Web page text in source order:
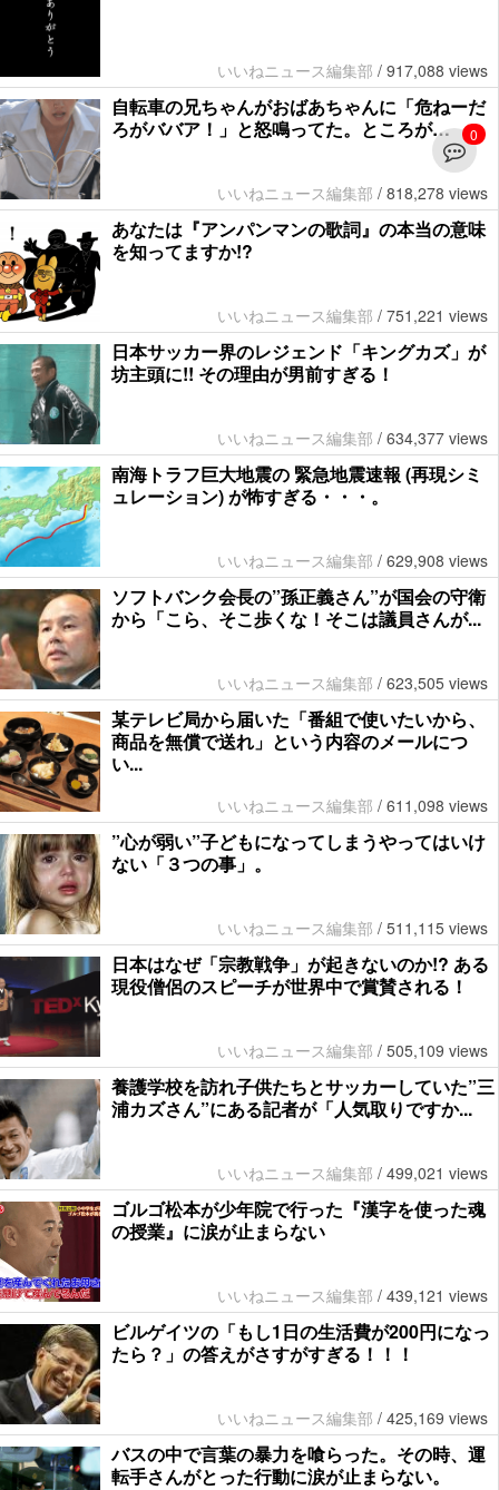
0
いいねニュース編集部 / 917,088 views
自転車の兄ちゃんがおばあちゃんに「危ねーだ
ろがババア！」と怒鳴ってた。ところが…
いいねニュース編集部 / 818,278 views
あなたは『アンパンマンの歌詞』の本当の意味
を知ってますか!?
いいねニュース編集部 / 751,221 views
日本サッカー界のレジェンド「キングカズ」が
坊主頭に!! その理由が男前すぎる！
いいねニュース編集部 / 634,377 views
南海トラフ巨大地震の 緊急地震速報 (再現シミ
ュレーション) が怖すぎる・・・。
いいねニュース編集部 / 629,908 views
ソフトバンク会長の”孫正義さん”が国会の守衛
から「こら、そこ歩くな！そこは議員さんが...
いいねニュース編集部 / 623,505 views
某テレビ局から届いた「番組で使いたいから、
商品を無償で送れ」という内容のメールにつ
い...
いいねニュース編集部 / 611,098 views
”心が弱い”子どもになってしまうやってはいけ
ない「３つの事」。
いいねニュース編集部 / 511,115 views
日本はなぜ「宗教戦争」が起きないのか!? ある
現役僧侶のスピーチが世界中で賞賛される！
いいねニュース編集部 / 505,109 views
養護学校を訪れ子供たちとサッカーしていた”三
浦カズさん”にある記者が「人気取りですか...
いいねニュース編集部 / 499,021 views
ゴルゴ松本が少年院で行った『漢字を使った魂
の授業』に涙が止まらない
いいねニュース編集部 / 439,121 views
ビルゲイツの「もし1日の生活費が200円になっ
たら？」の答えがさすがすぎる！！！
いいねニュース編集部 / 425,169 views
バスの中で言葉の暴力を喰らった。その時、運
転手さんがとった行動に涙が止まらない。